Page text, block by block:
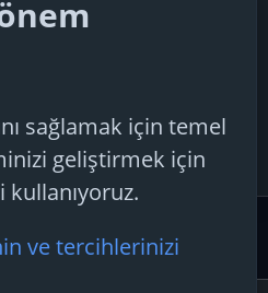
Programı
Teknoloji
Gündemi Teknoloji
sağlamak için temel
geliştirmek için
kullanıyoruz.
ve tercihlerinizi